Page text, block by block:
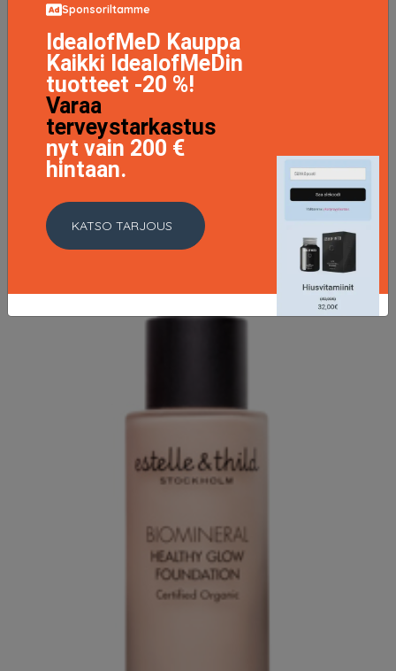
Super BioActive Repairing Oil Complex 30 ml
54.9 EUR
Sponsoriltamme
IdealofMeD Kauppa
Kaikki IdealofMeDin
tuotteet -20 %!
Varaa
terveystarkastus
nyt vain 200 €
hintaan.
KATSO TARJOUS